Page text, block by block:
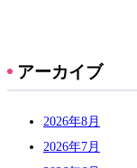
アーカイブ
2026年8月
2026年7月